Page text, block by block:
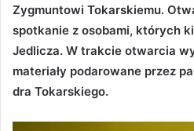
Zygmuntowi Tokarskiemu.
spotkanie z osobami, których
Jedlicza. W trakcie otwarcia
materiały podarowane przez
dra Tokarskiego.